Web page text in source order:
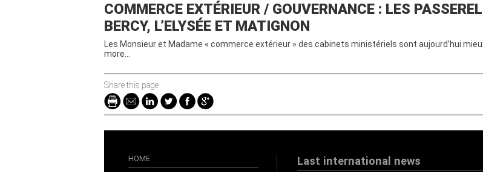
COMMERCE EXTÉRIEUR / GOUVERNANCE : LES
BERCY, L’ELYSÉE ET MATIGNON
Les Monsieur et Madame « commerce extérieur » des cabinets ministériels sont aujourd’hui
more…
Share this page
HOME Last international news